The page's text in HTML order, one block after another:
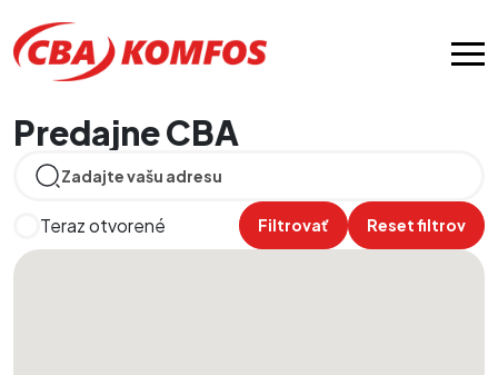
Predajne CBA
Teraz otvorené Filtrovať Reset filtrov